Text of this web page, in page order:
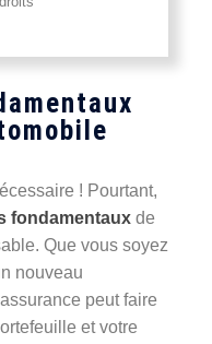
! Pourtant,
fondamentaux de
Que vous soyez
nouveau
peut faire
et votre